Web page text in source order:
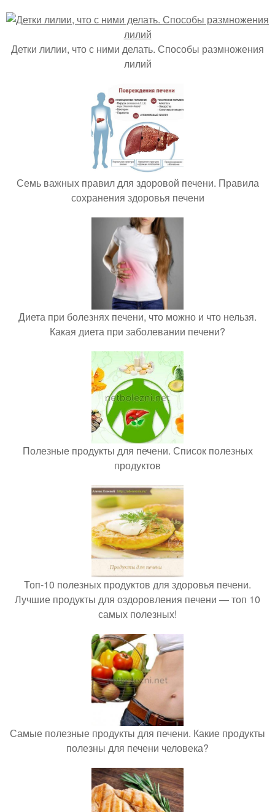
Детки лилии, что с ними делать. Способы размножения
лилий
Семь важных правил для здоровой печени. Правила
сохранения здоровья печени
Диета при болезнях печени, что можно и что нельзя.
Какая диета при заболевании печени?
Полезные продукты для печени. Список полезных
продуктов
Топ-10 полезных продуктов для здоровья печени.
Лучшие продукты для оздоровления печени — топ 10
самых полезных!
Самые полезные продукты для печени. Какие продукты
полезны для печени человека?